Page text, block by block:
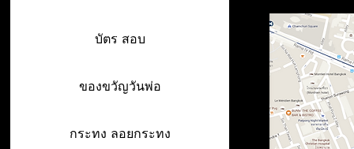
บัตร สอบ
ของขวัญวันพ่อ
กระทง ลอยกระทง